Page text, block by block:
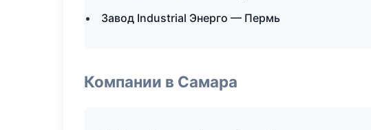
Завод Industrial Энерго — Пермь
Компании в Самара